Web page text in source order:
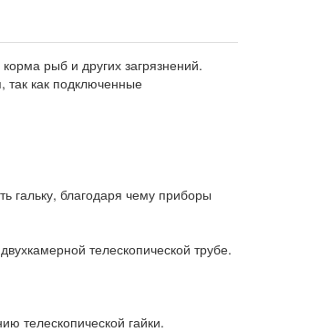
рыб и других загрязнений.
так как подключенные
гальку, благодаря чему приборы
телескопической трубе.
телескопической гайки.